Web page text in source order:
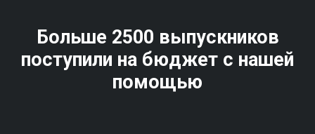
Больше 2500 выпускников
поступили на бюджет с нашей
помощью